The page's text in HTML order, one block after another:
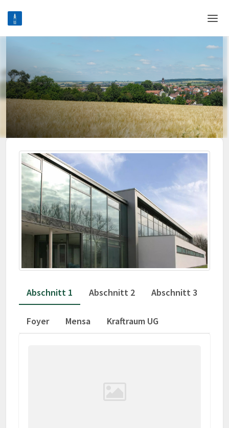
Sprache
Hilfe & Info
Abschnitt 1 Abschnitt 2 Abschnitt 3
Foyer Mensa Kraftraum UG